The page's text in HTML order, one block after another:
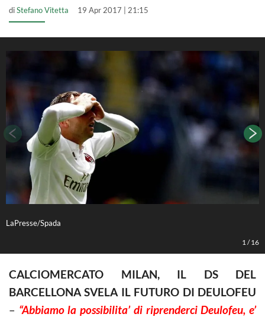
diStefano Vitetta 19 Apr 2017 | 21:15
LaPresse/Spada
1 /16
CALCIOMERCATO MILAN, IL DS DEL
BARCELLONA SVELA IL FUTURO DI DEULOFEU
– “Abbiamo la possibilita’ di riprenderci Deulofeu, e’